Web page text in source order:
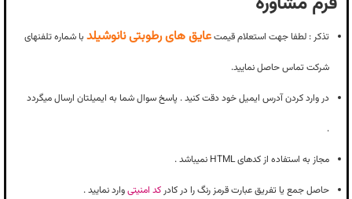
تذکر : لطفا جهت استعلام قیمتعایق های رطوبتی نانوشیلد با شماره تلفنهای
شرکت تماس حاصل نمایید.
در وارد کردن آدرس ایمیل خود دقت کنید . پاسخ سوال شما به ایمیلتان ارسال میگردد
.
مجاز به استفاده از کدهای HTML نمیباشد .
حاصل جمع یا تفریق عبارت قرمز رنگ را در کادرکد امنیتیوارد نمایید .